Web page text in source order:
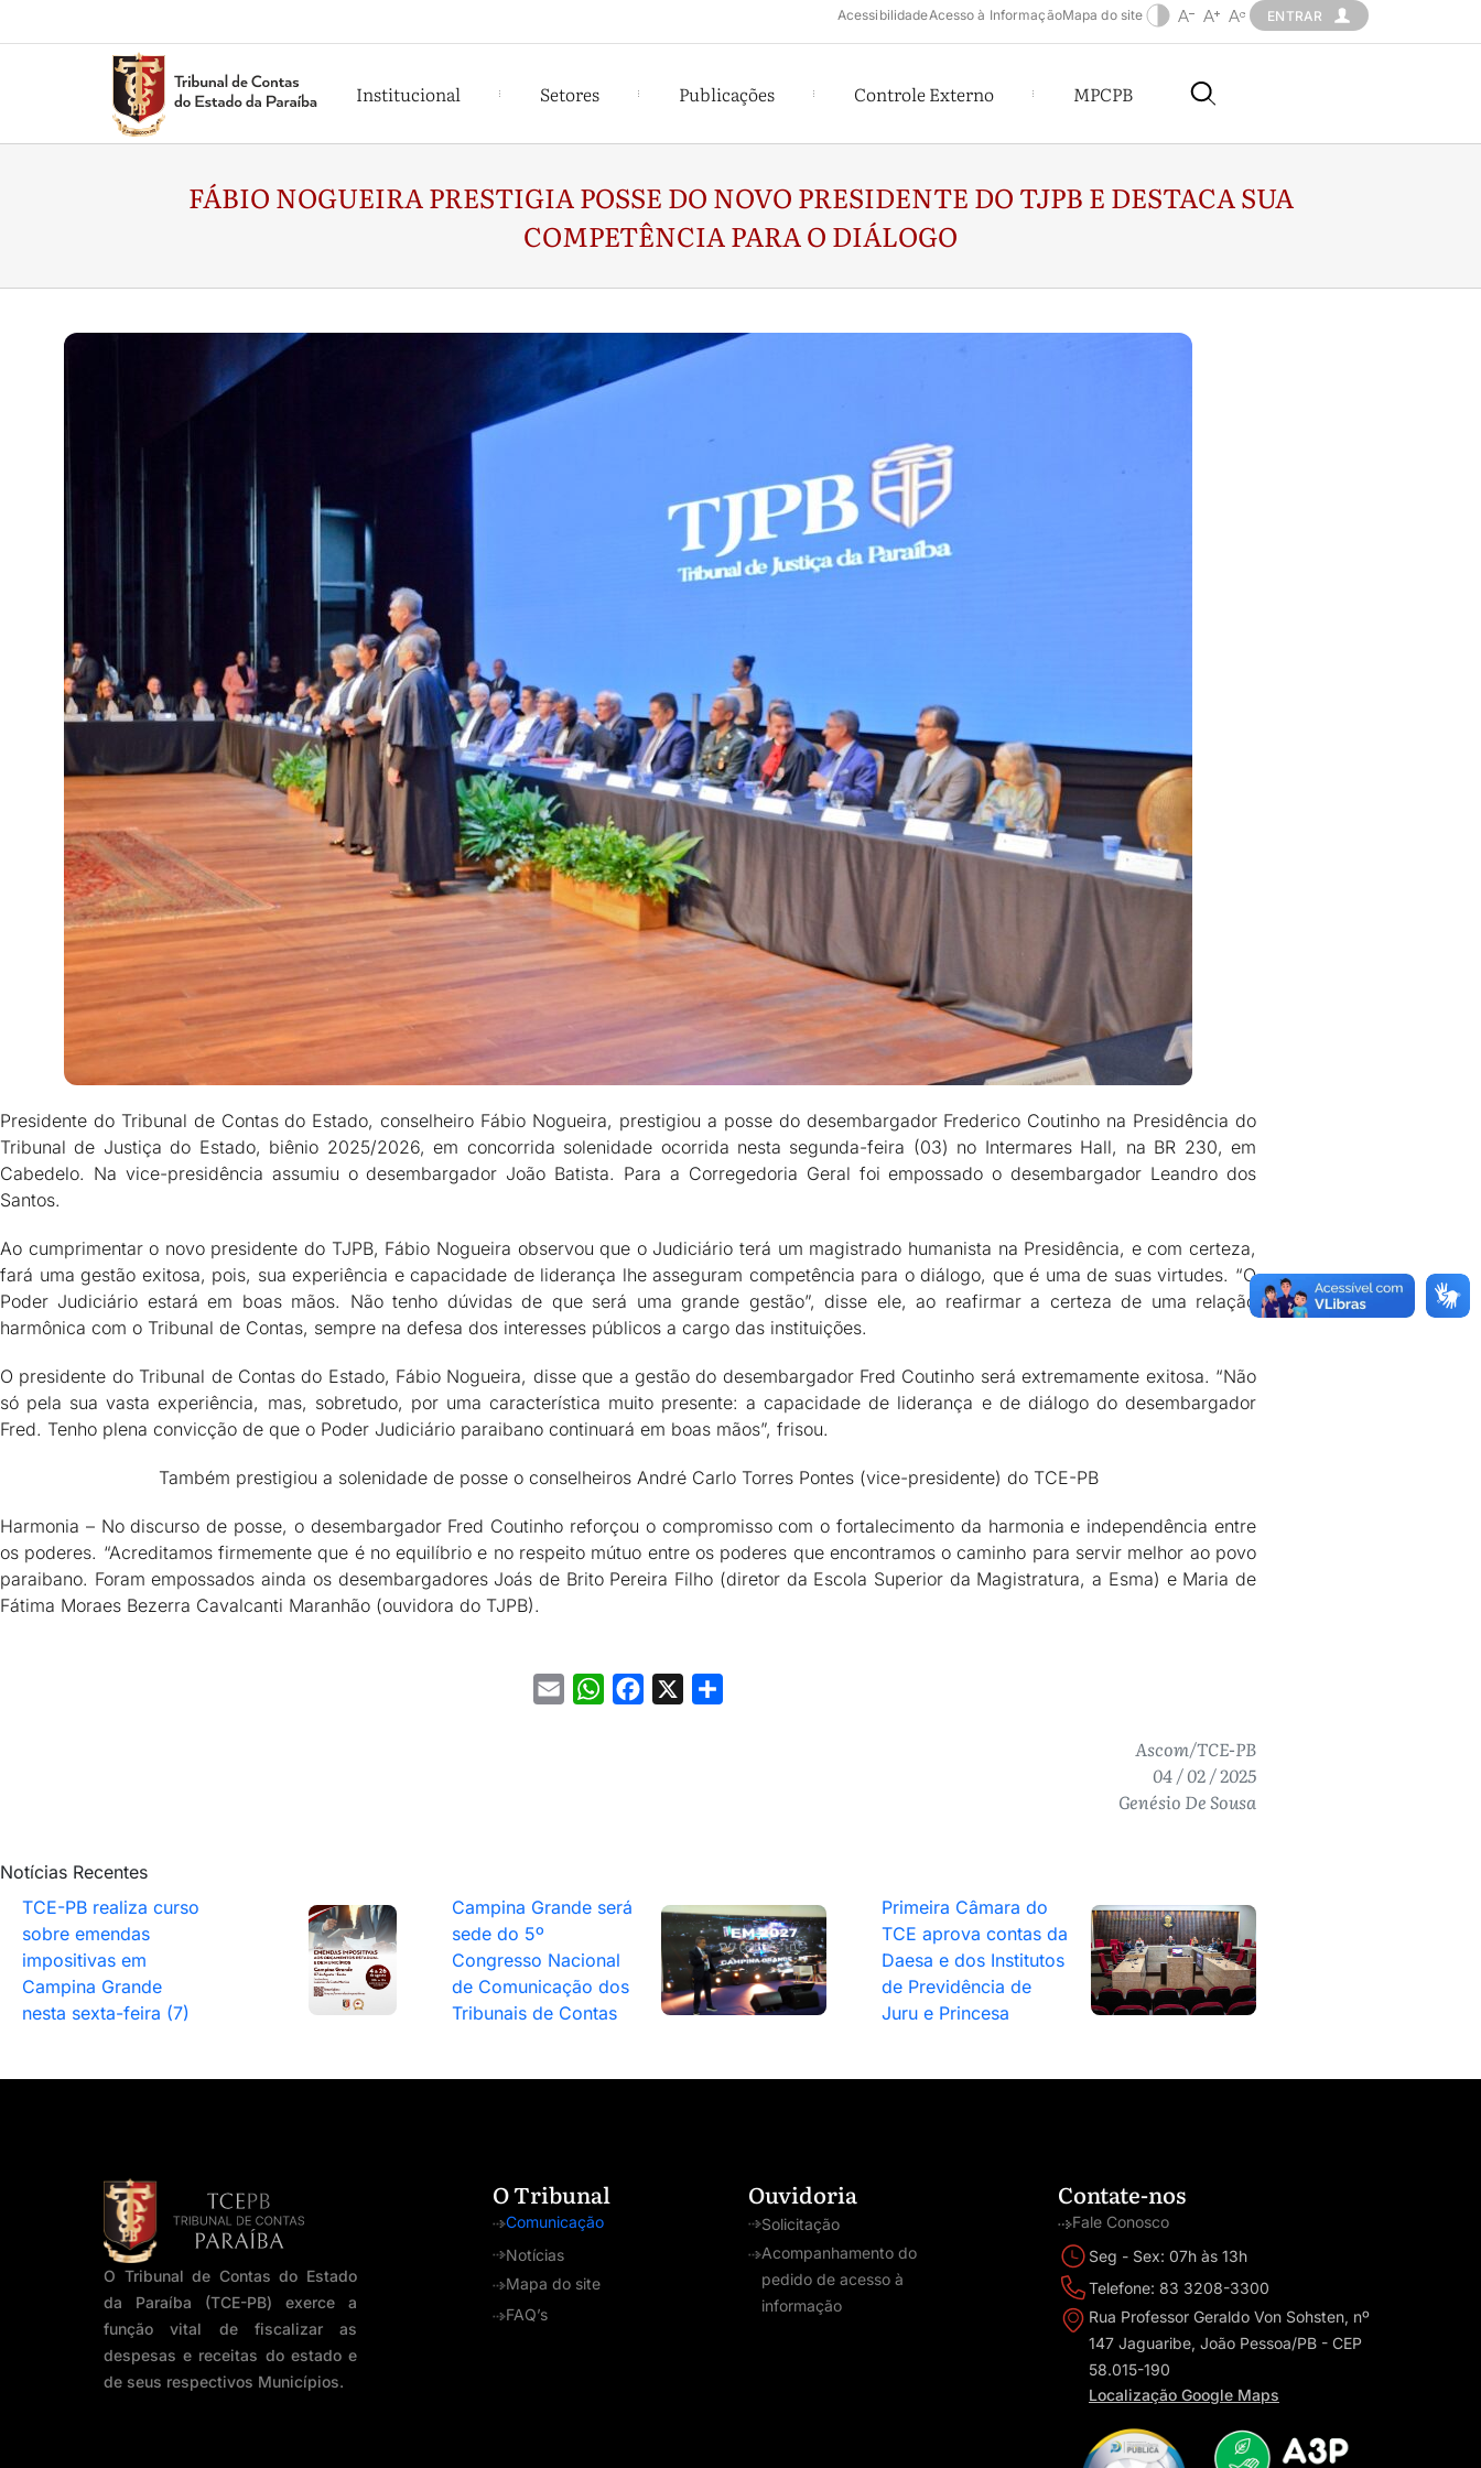
AcessibilidadeAcesso à InformaçãoMapa do site ENTRAR
Institucional Setores Publicações Controle Externo MPCPB
FÁBIO NOGUEIRA PRESTIGIA POSSE DO NOVO PRESIDENTE DO TJPB E DESTACA SUA
COMPETÊNCIA PARA O DIÁLOGO
Presidente do Tribunal de Contas do Estado, conselheiro Fábio Nogueira, prestigiou a posse do desembargador Frederico Coutinho na Presidência do
Tribunal de Justiça do Estado, biênio 2025/2026, em concorrida solenidade ocorrida nesta segunda-feira (03) no Intermares Hall, na BR 230, em
Cabedelo. Na vice-presidência assumiu o desembargador João Batista. Para a Corregedoria Geral foi empossado o desembargador Leandro dos
Santos.
Ao cumprimentar o novo presidente do TJPB, Fábio Nogueira observou que o Judiciário terá um magistrado humanista na Presidência, e com certeza,
fará uma gestão exitosa, pois, sua experiência e capacidade de liderança lhe asseguram competência para o diálogo, que é uma de suas virtudes. “O
Poder Judiciário estará em boas mãos. Não tenho dúvidas de que será uma grande gestão”, disse ele, ao reafirmar a certeza de uma relação
harmônica com o Tribunal de Contas, sempre na defesa dos interesses públicos a cargo das instituições.
O presidente do Tribunal de Contas do Estado, Fábio Nogueira, disse que a gestão do desembargador Fred Coutinho será extremamente exitosa. “Não
só pela sua vasta experiência, mas, sobretudo, por uma característica muito presente: a capacidade de liderança e de diálogo do desembargador
Fred. Tenho plena convicção de que o Poder Judiciário paraibano continuará em boas mãos”, frisou.
Também prestigiou a solenidade de posse o conselheiros André Carlo Torres Pontes (vice-presidente) do TCE-PB
Harmonia – No discurso de posse, o desembargador Fred Coutinho reforçou o compromisso com o fortalecimento da harmonia e independência entre
os poderes. “Acreditamos firmemente que é no equilíbrio e no respeito mútuo entre os poderes que encontramos o caminho para servir melhor ao povo
paraibano. Foram empossados ainda os desembargadores Joás de Brito Pereira Filho (diretor da Escola Superior da Magistratura, a Esma) e Maria de
Fátima Moraes Bezerra Cavalcanti Maranhão (ouvidora do TJPB).
Email WhatsAppFacebook
Ascom/TCE-PB
04 / 02 / 2025
Genésio De Sousa
Notícias Recentes
TCE-PB realiza curso
sobre emendas
impositivas em
Campina Grande
nesta sexta-feira (7)
Campina Grande será
sede do 5º
Congresso Nacional
de Comunicação dos
Tribunais de Contas
Primeira Câmara do
TCE aprova contas da
Daesa e dos Institutos
de Previdência de
Juru e Princesa
O Tribunal de Contas do Estado
da Paraíba (TCE-PB) exerce a
função vital de fiscalizar as
despesas e receitas do estado e
de seus respectivos Municípios.
O Tribunal
Comunicação
Notícias
Mapa do site
FAQ’s
Ouvidoria
Solicitação
Acompanhamento do
pedido de acesso à
informação
Contate-nos
Fale Conosco
Seg - Sex: 07h às 13h
Telefone: 83 3208-3300
Rua Professor Geraldo Von Sohsten, nº
147 Jaguaribe, João Pessoa/PB - CEP
58.015-190
Localização Google Maps